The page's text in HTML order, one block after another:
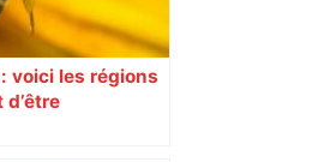
voici les régions
d’être